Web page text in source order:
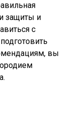
защиты и
с
вы